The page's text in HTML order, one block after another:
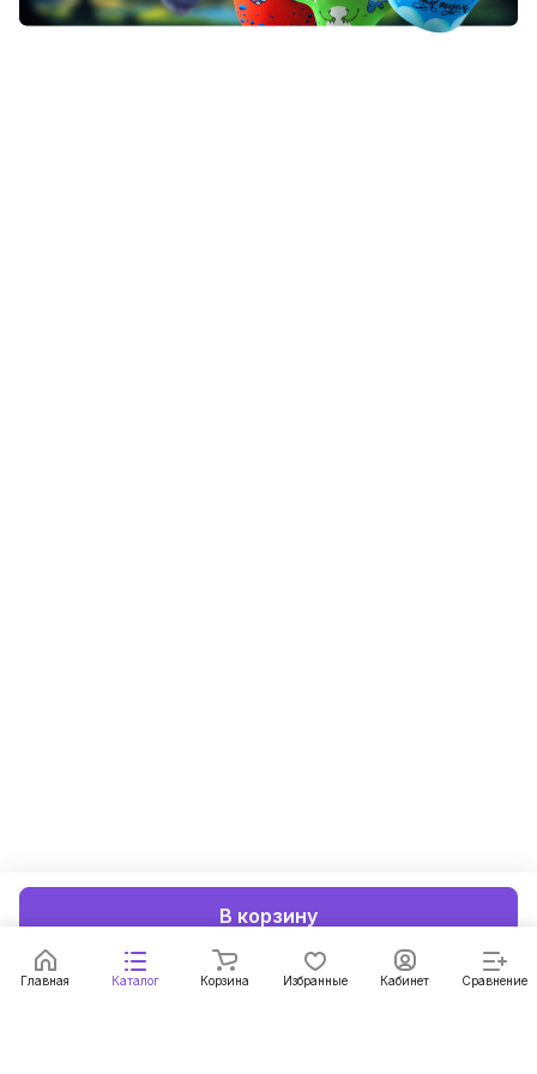
В корзину
Главная Каталог Корзина Избранные Кабинет Сравнение